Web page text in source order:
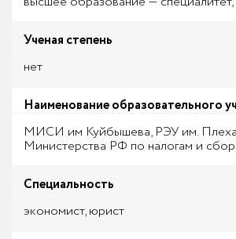
Ученая степень
нет
Наименование образовательного
МИСИ им Куйбышева, РЭУ им.
Министерства РФ по налогам и
Специальность
экономист, юрист